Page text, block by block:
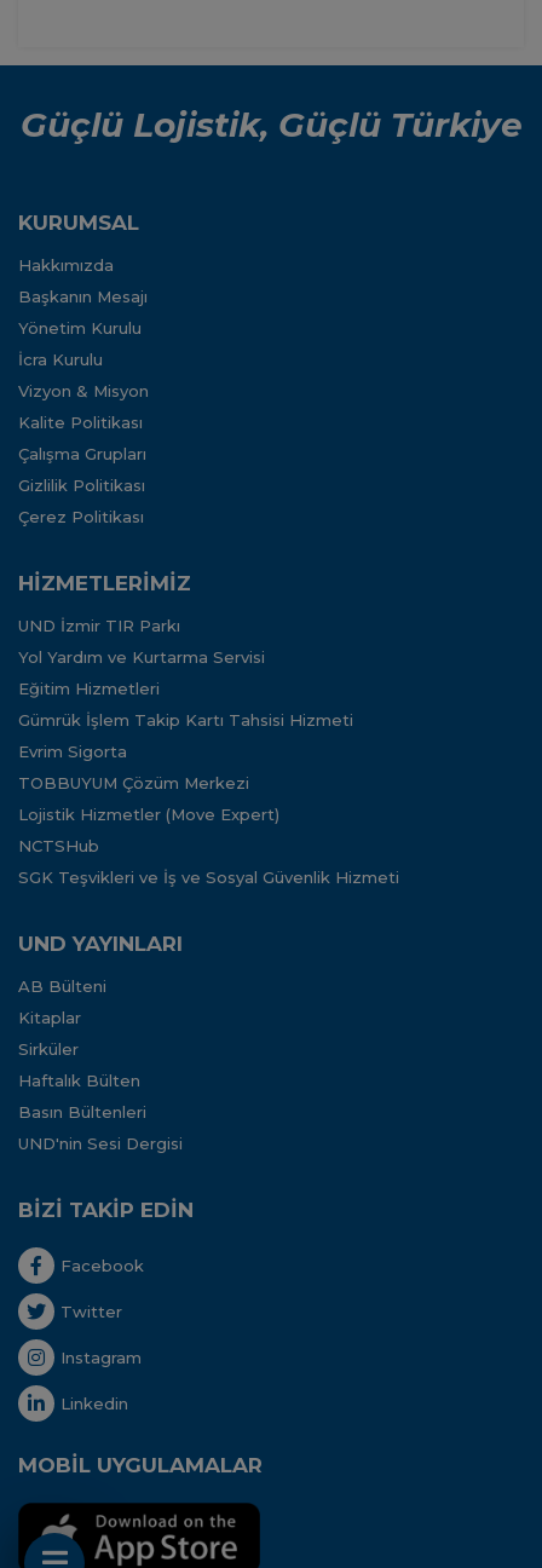
Güçlü Lojistik, Güçlü Türkiye
KURUMSAL
Hakkımızda
Başkanın Mesajı
Yönetim Kurulu
İcra Kurulu
Vizyon & Misyon
Kalite Politikası
Çalışma Grupları
Gizlilik Politikası
Çerez Politikası
HİZMETLERİMİZ
UND İzmir TIR Parkı
Yol Yardım ve Kurtarma Servisi
Eğitim Hizmetleri
Gümrük İşlem Takip Kartı Tahsisi Hizmeti
Evrim Sigorta
TOBBUYUM Çözüm Merkezi
Lojistik Hizmetler (Move Expert)
NCTSHub
SGK Teşvikleri ve İş ve Sosyal Güvenlik Hizmeti
UND YAYINLARI
AB Bülteni
Kitaplar
Sirküler
Haftalık Bülten
Basın Bültenleri
UND'nin Sesi Dergisi
BİZİ TAKİP EDİN
Facebook
Twitter
Instagram
Linkedin
MOBİL UYGULAMALAR